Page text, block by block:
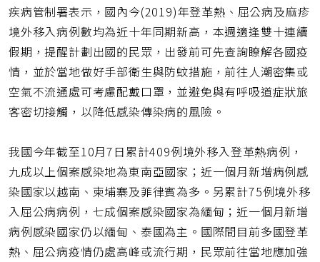
短
網
址
頁
疾病管制署表示，國內今(2019)年登革熱、屈公病及麻疹
境外移入病例數均為近十年同期新高，本週適逢雙十連續
假期，提醒計劃出國的民眾，出發前可先查詢瞭解各國疫
情，並於當地做好手部衛生與防蚊措施，前往人潮密集或
空氣不流通處可考慮配戴口罩，並避免與有呼吸道症狀旅
客密切接觸，以降低感染傳染病的風險。
我國今年截至10月7日累計409例境外移入登革熱病例，
九成以上個案感染地為東南亞國家；近一個月新增病例感
染國家以越南、柬埔寨及菲律賓為多。另累計75例境外移
入屈公病病例，七成個案感染國家為緬甸；近一個月新增
病例感染國家仍以緬甸、泰國為主。國際間目前多國登革
熱、屈公病疫情仍處高峰或流行期，民眾前往當地應加強